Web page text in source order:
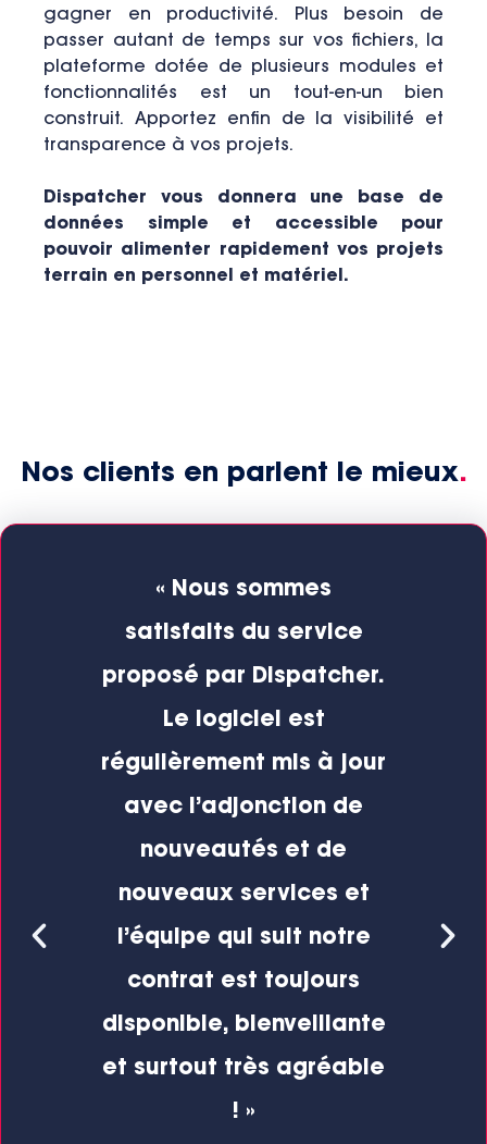
gagner en productivité. Plus besoin de
passer autant de temps sur vos fichiers, la
plateforme dotée de plusieurs modules et
fonctionnalités est un tout-en-un bien
construit. Apportez enfin de la visibilité et
transparence à vos projets.
Dispatcher vous donnera une base de
données simple et accessible pour
pouvoir alimenter rapidement vos projets
terrain en personnel et matériel.
Nos clients en parlent le mieux.
,
« Nous sommes
satisfaits du service
proposé par Dispatcher.
Le logiciel est
régulièrement mis à jour
avec l’adjonction de
nouveautés et de
nouveaux services et
l’équipe qui suit notre
contrat est toujours
disponible, bienveillante
et surtout très agréable
! »